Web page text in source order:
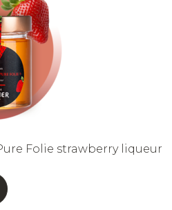
Folie strawberry liqueur